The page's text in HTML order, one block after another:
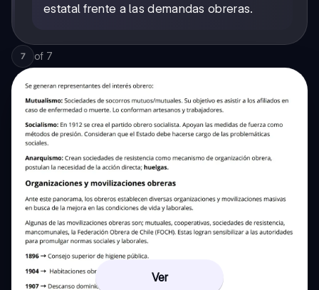
estatal frente a las demandas obreras.
7 of 7
Ver